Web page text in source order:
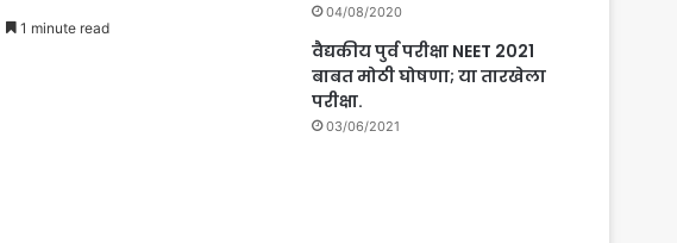
1 minute read
04/08/2020
वैद्यकीय पुर्व परीक्षा NEET 2021
बाबत मोठी घोषणा; या तारखेला
परीक्षा.
03/06/2021